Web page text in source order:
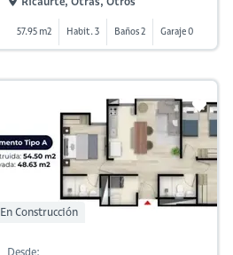
57.95 m2 Habit. 3 Baños 2 Garaje 0
En Construcción
Desde: